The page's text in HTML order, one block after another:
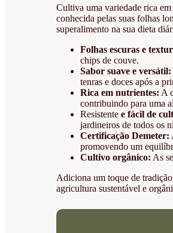
Cultiva uma variedade rica
conhecida pelas suas folhas
superalimento na sua dieta
Folhas escuras e
chips de couve.
Sabor suave e versátil:
tenras e doces após a
Rica em nutrientes: A
contribuindo para uma
Resistentee fácil de
jardineiros de todos os
Certificação Demeter:
promovendo um
Cultivo orgânico: As
Adiciona um toque de
agricultura sustentável e